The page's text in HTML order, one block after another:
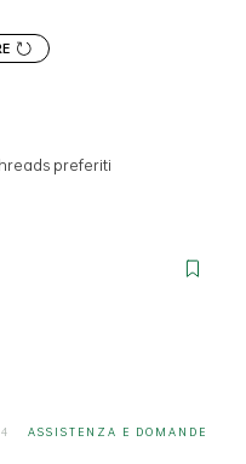
preferiti
ASSISTENZA E DOMANDE